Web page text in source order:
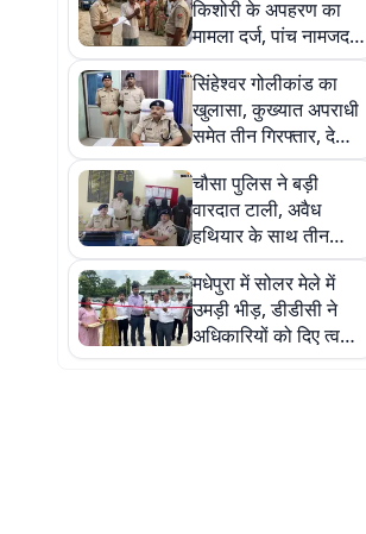
किशोरी के अपहरण का
मामला दर्ज, पांच नामजद
सहित आठ अज्ञात पर
एफआईआर
सिंहेश्वर गोलीकांड का
खुलासा, कुख्यात अपराधी
समेत तीन गिरफ्तार, देसी
पिस्टल और कारतूस
बरामद
चौसा पुलिस ने बड़ी
वारदात टाली, अवैध
हथियार के साथ तीन
आरोपी गिरफ्तार, ई-रिक्शा
जब्त
मधेपुरा में सोलर मेले में
उमड़ी भीड़, डीडीसी ने
अधिकारियों को दिए त्वरित
कार्रवाई के निर्देश